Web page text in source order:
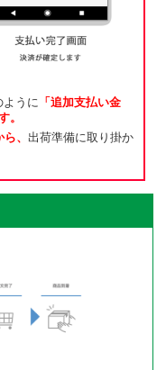
うに
「追加支払い金
。
、 出荷準備に取り掛か